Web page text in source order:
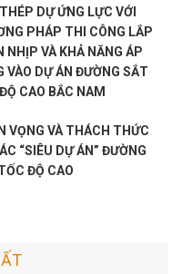
DỰ ỨNG LỰC VỚI
PHÁP THI CÔNG LẮP
NHỊP VÀ KHẢ NĂNG ÁP
VÀO DỰ ÁN ĐƯỜNG SẮT
CAO BẮC NAM
VỌNG VÀ THÁCH THỨC
“SIÊU DỰ ÁN” ĐƯỜNG
ĐỘ CAO